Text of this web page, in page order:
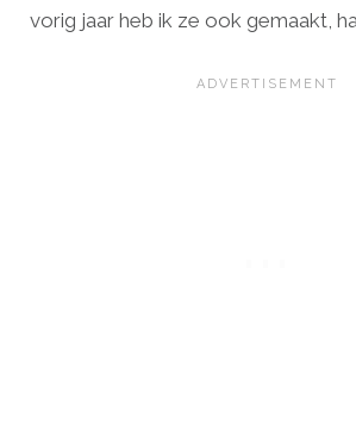
vorig jaar heb ik ze ook gemaakt,